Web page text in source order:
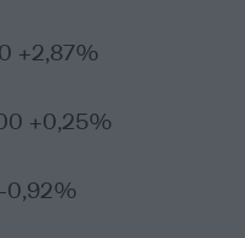
+2,87%
+0,25%
0,92%